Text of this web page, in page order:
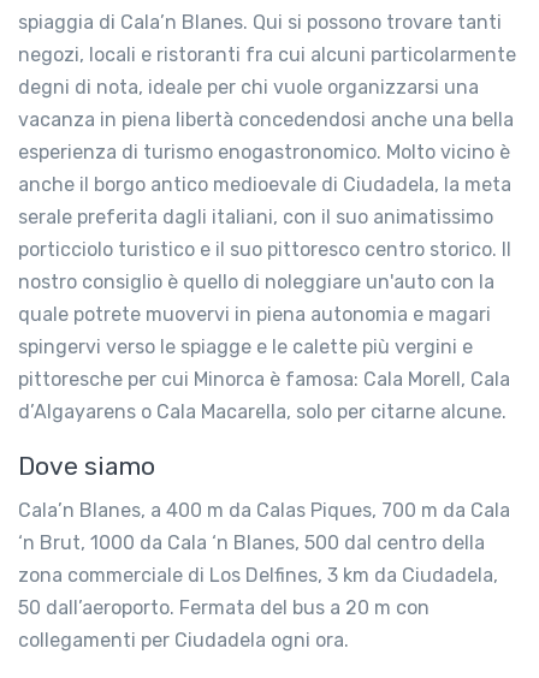
spiaggia di Cala’n Blanes. Qui si possono trovare tanti
negozi, locali e ristoranti fra cui alcuni particolarmente
degni di nota, ideale per chi vuole organizzarsi una
vacanza in piena libertà concedendosi anche una bella
esperienza di turismo enogastronomico. Molto vicino è
anche il borgo antico medioevale di Ciudadela, la meta
serale preferita dagli italiani, con il suo animatissimo
porticciolo turistico e il suo pittoresco centro storico. Il
nostro consiglio è quello di noleggiare un'auto con la
quale potrete muovervi in piena autonomia e magari
spingervi verso le spiagge e le calette più vergini e
pittoresche per cui Minorca è famosa: Cala Morell, Cala
d’Algayarens o Cala Macarella, solo per citarne alcune.
Dove siamo
Cala’n Blanes, a 400 m da Calas Piques, 700 m da Cala
‘n Brut, 1000 da Cala ‘n Blanes, 500 dal centro della
zona commerciale di Los Delfines, 3 km da Ciudadela,
50 dall’aeroporto. Fermata del bus a 20 m con
collegamenti per Ciudadela ogni ora.